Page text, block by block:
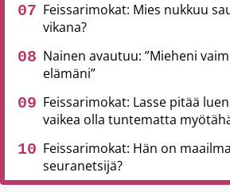
Feissarimokat: Mies nukkuu
vikana?
Nainen avautuu: ”Mieheni
elämäni”
Feissarimokat: Lasse pitää
vaikea olla tuntematta
Feissarimokat: Hän on
seuranetsijä?